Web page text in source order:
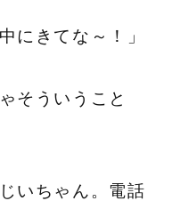
にきてな～！」
そういうこと
いちゃん。電話